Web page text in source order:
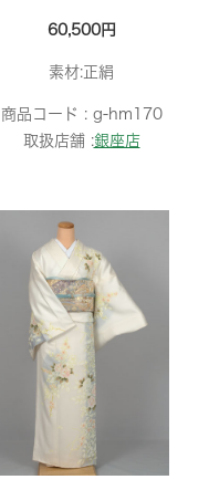
60,500円
素材:正絹
商品コード : g-hm170
取扱店舗 :銀座店